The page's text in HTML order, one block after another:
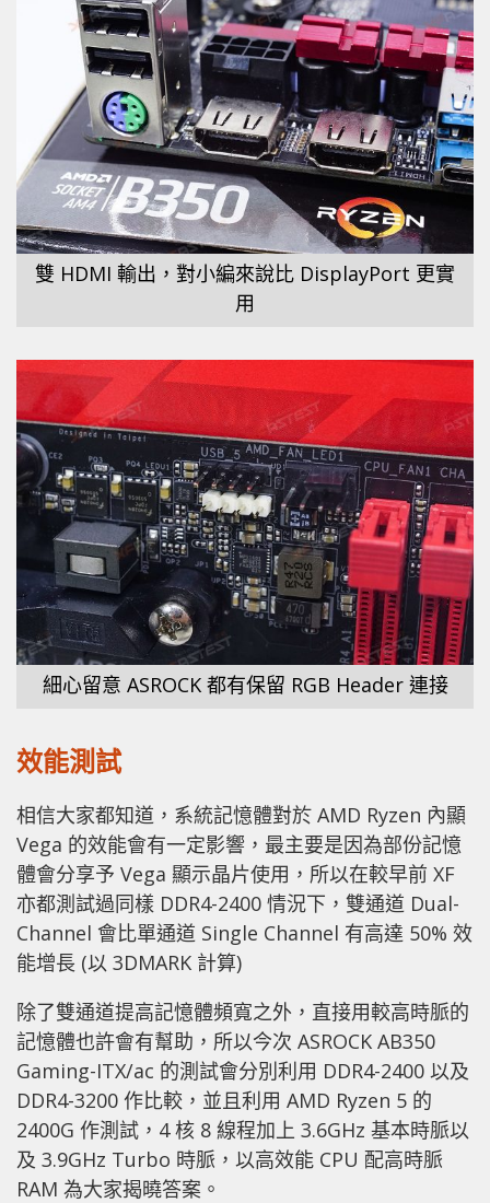
雙 HDMI 輸出，對小編來說比 DisplayPort 更實
用
細心留意 ASROCK 都有保留 RGB Header 連接
效能測試
相信大家都知道，系統記憶體對於 AMD Ryzen 內顯
Vega 的效能會有一定影響，最主要是因為部份記憶
體會分享予 Vega 顯示晶片使用，所以在較早前 XF
亦都測試過同樣 DDR4-2400 情況下，雙通道 Dual-
Channel 會比單通道 Single Channel 有高達 50% 效
能增長 (以 3DMARK 計算)
除了雙通道提高記憶體頻寬之外，直接用較高時脈的
記憶體也許會有幫助，所以今次 ASROCK AB350
Gaming-ITX/ac 的測試會分別利用 DDR4-2400 以及
DDR4-3200 作比較，並且利用 AMD Ryzen 5 的
2400G 作測試，4 核 8 線程加上 3.6GHz 基本時脈以
及 3.9GHz Turbo 時脈，以高效能 CPU 配高時脈
RAM 為大家揭曉答案。